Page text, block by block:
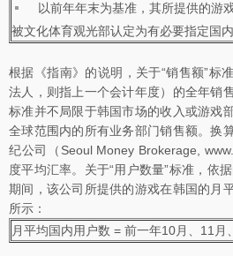
以前年年末为基准，其所提供的游
被文化体育观光部认定为有必要指定国内
根据《指南》的说明，关于“销售额”标
法人，则指上一个会计年度）的全年销
标准并不局限于韩国市场的收入或游戏
全球范围内的所有业务部门销售额。换
纪公司（Seoul Money Brokerage,
度平均汇率。关于“用户数量”标准，依
期间，该公司所提供的游戏在韩国的月
所示：
月平均国内用户数 = 前一年10月、11